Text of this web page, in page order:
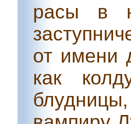
расы в
от имени
как